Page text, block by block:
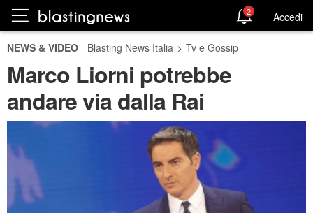
2 Accedi
NEWS & VIDEO Blasting News Italia > Tv e Gossip
Marco Liorni potrebbe
andare via dalla Rai